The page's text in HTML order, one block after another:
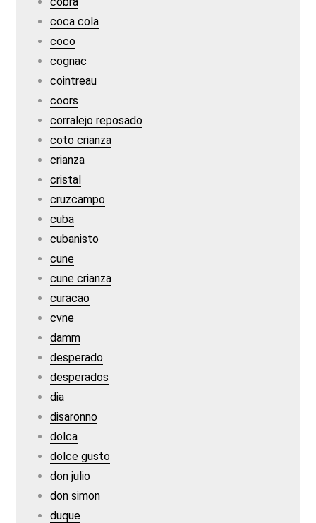
coca cola
coco
cognac
cointreau
coors
corralejo reposado
coto crianza
crianza
cristal
cruzcampo
cuba
cubanisto
cune
cune crianza
curacao
cvne
damm
desperado
desperados
dia
disaronno
dolca
dolce gusto
don julio
don simon
duque